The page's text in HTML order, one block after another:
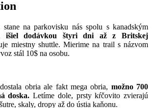
na parkovisku nás spolu s kanadským
išiel dodávkou štyri dni až z Britskej
miestny shuttle. Mierime na trail s názvom
stál 10$ na osobu.
obria ale fakt mega obria, možno 700
doska. Letíme dole, prsty kŕčovito zvierajú
skaly, dropy až do ústia kaňonu.